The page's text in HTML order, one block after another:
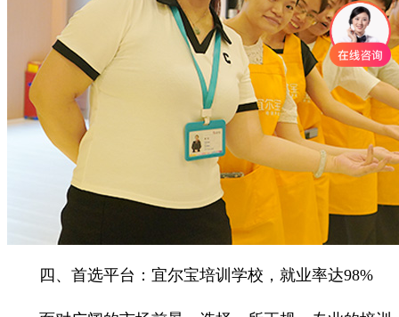
四、首选平台：宜尔宝培训学校，就业率达98%